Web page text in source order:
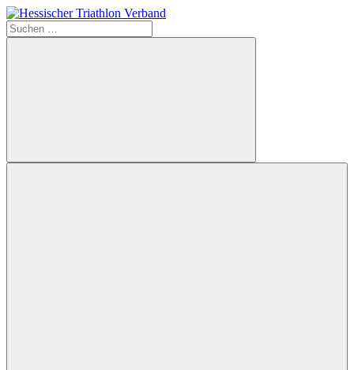
Zum
Inhalt
springen
Hessischer
Suchen
nach:
Suchen